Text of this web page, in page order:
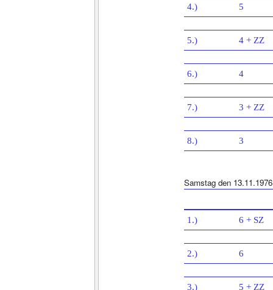
4.) 5
5.) 4 + ZZ
6.) 4
7.) 3 + ZZ
8.) 3
Samstag den 13.11.1976
1.) 6 + SZ
2.) 6
3.) 5 + ZZ